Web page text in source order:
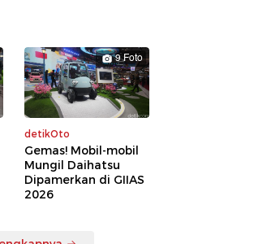
9 Foto
detikOto
Gemas! Mobil-mobil
Mungil Daihatsu
Dipamerkan di GIIAS
2026